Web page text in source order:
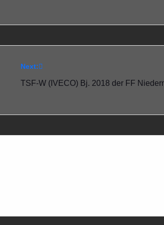
Next:
TSF-W (IVECO) Bj. 2018 der FF